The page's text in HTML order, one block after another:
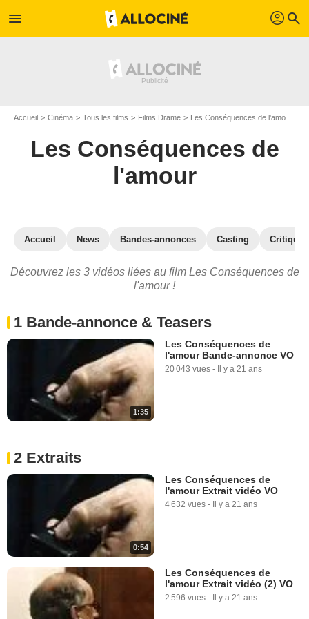
menu profil search
Accueil Cinéma Tous les films Films Drame Les Conséquences de l'amour
Les Conséquences de
l'amour
Accueil News Bandes-annonces Casting
Découvrez les 3 vidéos liées au film Les Conséquences de
l'amour !
1 Bande-annonce & Teasers
1:35
Les Conséquences de
l'amour Bande-annonce VO
20 043 vues - Il y a 21 ans
2 Extraits
0:54
Les Conséquences de
l'amour Extrait vidéo VO
4 632 vues - Il y a 21 ans
Les Conséquences de
l'amour Extrait vidéo (2) VO
2 596 vues - Il y a 21 ans